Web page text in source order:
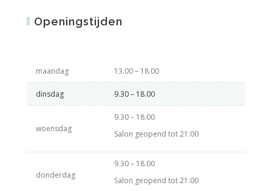
Openingstijden
maandag 13.00 – 18.00
dinsdag 9.30 – 18.00
woensdag
9.30 – 18.00
Salon geopend tot 21:00
donderdag
9.30 – 18.00
Salon geopend tot 21:00